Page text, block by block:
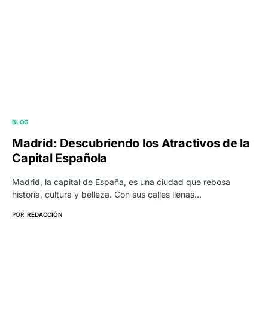
BLOG
Madrid: Descubriendo los Atractivos de la
Capital Española
Madrid, la capital de España, es una ciudad que rebosa
historia, cultura y belleza. Con sus calles llenas…
POR REDACCIÓN